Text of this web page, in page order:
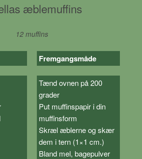
æblemuffins
12 muffins
Fremgangsmåde
Tænd ovnen på 200
grader
Put muffinspapir i din
muffinsform
Skræl æblerne og skær
dem i tern (1×1 cm.)
Bland mel, bagepulver